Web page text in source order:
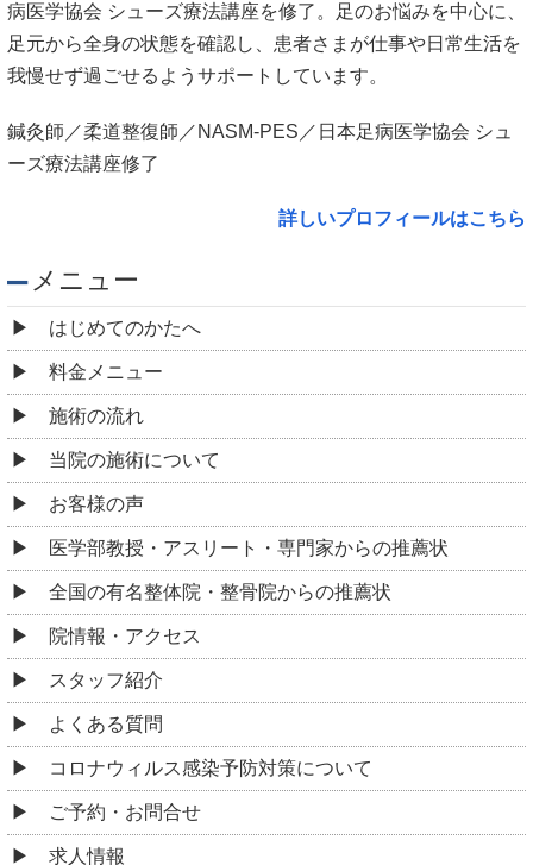
病医学協会 シューズ療法講座を修了。足のお悩みを中心に、
足元から全身の状態を確認し、患者さまが仕事や日常生活を
我慢せず過ごせるようサポートしています。
鍼灸師／柔道整復師／NASM-PES／日本足病医学協会 シュ
ーズ療法講座修了
詳しいプロフィールはこちら
メニュー
はじめてのかたへ
料金メニュー
施術の流れ
当院の施術について
お客様の声
医学部教授・アスリート・専門家からの推薦状
全国の有名整体院・整骨院からの推薦状
院情報・アクセス
スタッフ紹介
よくある質問
コロナウィルス感染予防対策について
ご予約・お問合せ
求人情報